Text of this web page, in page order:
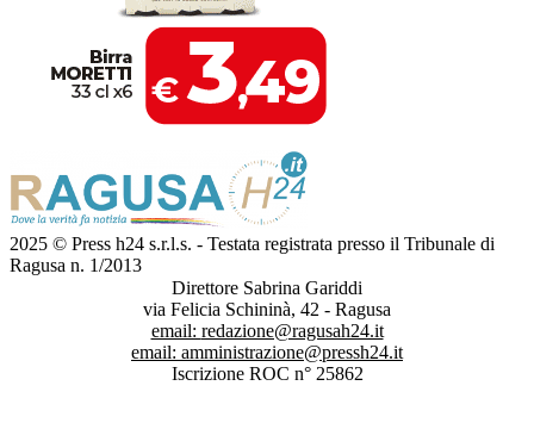
2025 © Press h24 s.r.l.s. - Testata registrata presso il Tribunale di
Ragusa n. 1/2013
Direttore Sabrina Gariddi
via Felicia Schininà, 42 - Ragusa
email: redazione@ragusah24.it
email: amministrazione@pressh24.it
Iscrizione ROC n° 25862